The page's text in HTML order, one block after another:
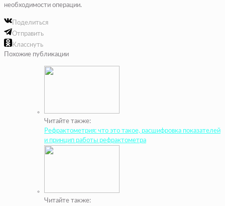
необходимости операции.
Поделиться
Отправить
Класснуть
Похожие публикации
Читайте также:
Рефрактометрия: что это такое, расшифровка показателей
и принцип работы рефрактометра
Читайте также: